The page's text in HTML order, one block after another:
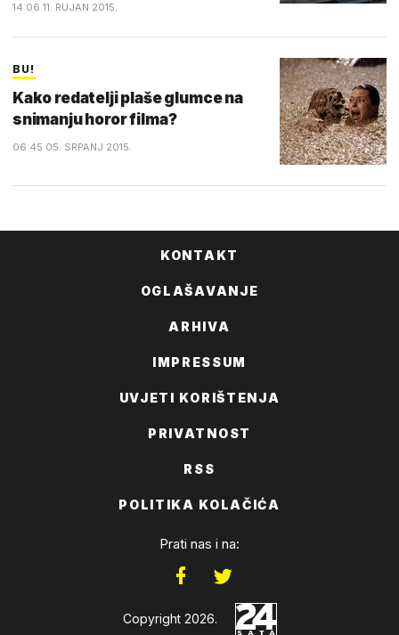
14:06 11. RUJAN 2015.
BU!
Kako redatelji plaše glumce na
snimanju horor filma?
06:45 05. SRPANJ 2015.
KONTAKT
OGLAŠAVANJE
ARHIVA
IMPRESSUM
UVJETI KORIŠTENJA
PRIVATNOST
RSS
POLITIKA KOLAČIĆA
Prati nas i na:
Copyright 2026.